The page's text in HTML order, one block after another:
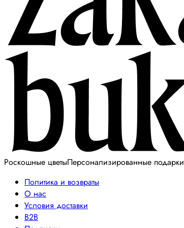
Роскошные цветыПерсонализированные подарки
Политика и возвраты
О нас
Условия доставки
B2B